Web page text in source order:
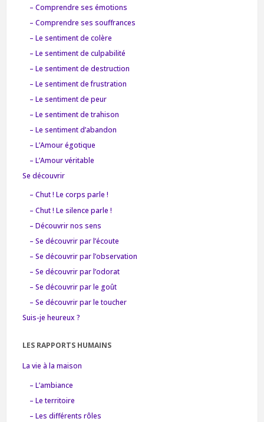
– Comprendre ses émotions
– Comprendre ses souffrances
– Le sentiment de colère
– Le sentiment de culpabilité
– Le sentiment de destruction
– Le sentiment de frustration
– Le sentiment de peur
– Le sentiment de trahison
– Le sentiment d’abandon
– L’Amour égotique
– L’Amour véritable
Se découvrir
– Chut ! Le corps parle !
– Chut ! Le silence parle !
– Découvrir nos sens
– Se découvrir par l’écoute
– Se découvrir par l’observation
– Se découvrir par l’odorat
– Se découvrir par le goût
– Se découvrir par le toucher
Suis-je heureux ?
LES RAPPORTS HUMAINS
La vie à la maison
– L’ambiance
– Le territoire
– Les différents rôles